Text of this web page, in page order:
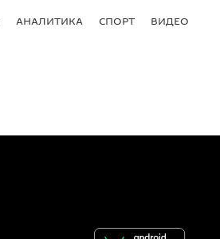
АНАЛИТИКА СПОРТ ВИДЕО